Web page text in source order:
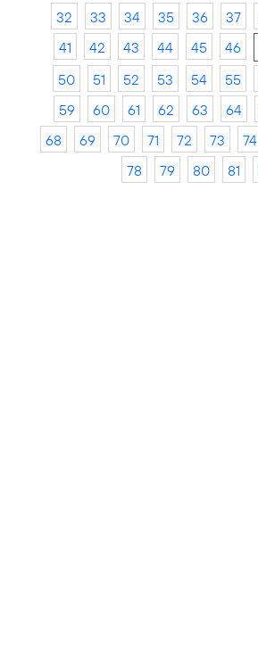
32
33 34 35 36 37
41
42 43 44 45 46
50
51 52 53 54 55
59
60 61 62 63 64
68
69 70 71 72 73 74
78
79 80 81